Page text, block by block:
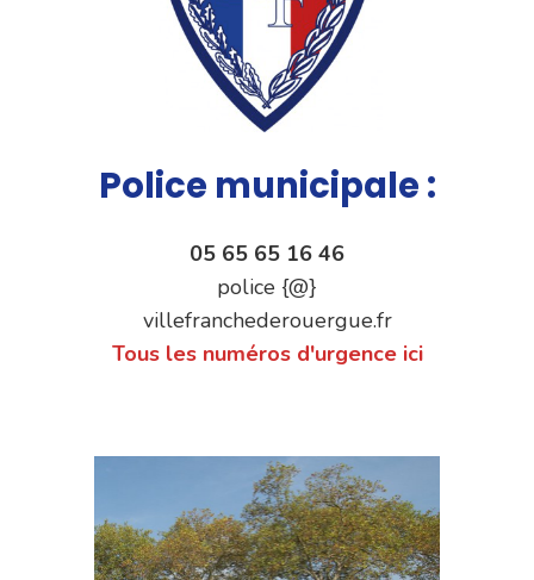
Police municipale :
05 65 65 16 46
police {@}
villefranchederouergue.fr
Tous les numéros d'urgence ici